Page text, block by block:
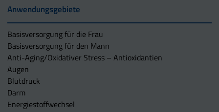
Anwendungsgebiete
Basisversorgung für die Frau
Basisversorgung für den Mann
Anti-Aging/Oxidativer Stress – Antioxidantien
Augen
Blutdruck
Darm
Energiestoffwechsel